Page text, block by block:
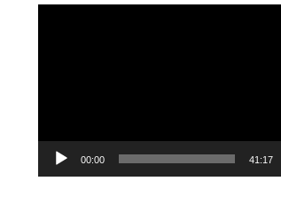
00:00 41:17